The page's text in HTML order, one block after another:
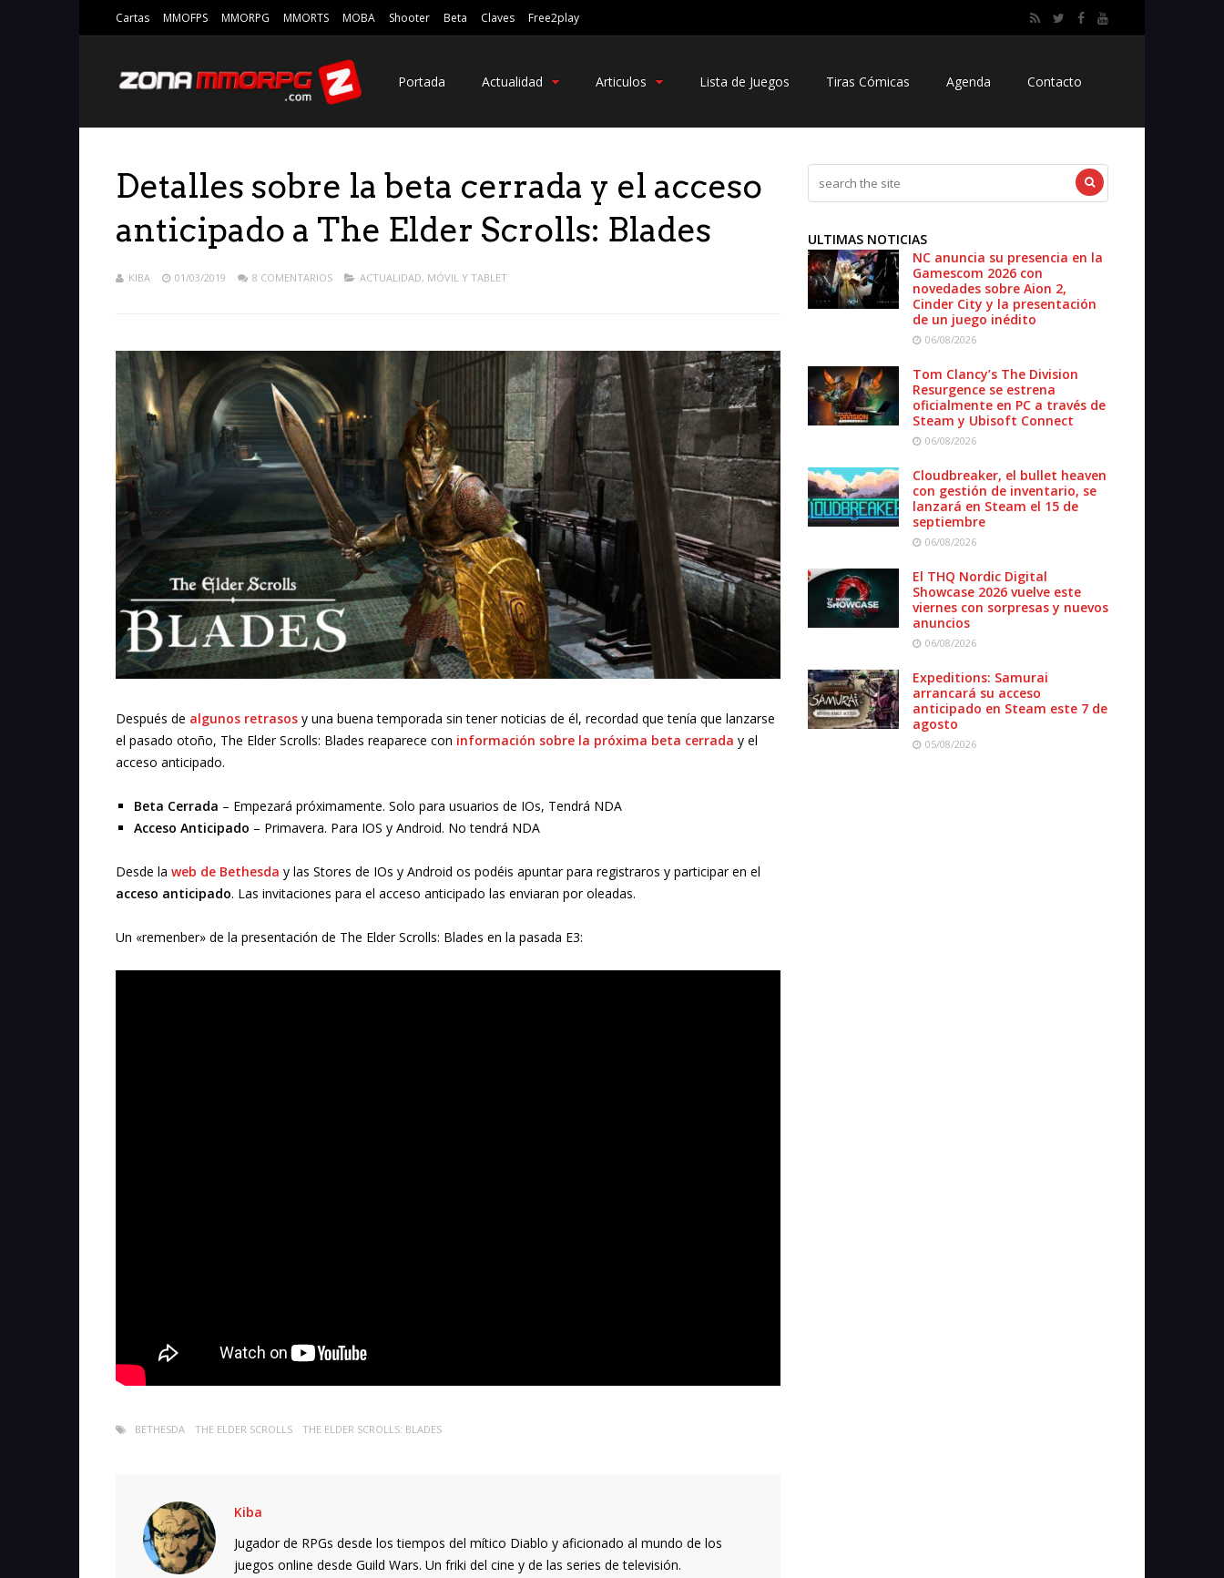
Cartas MMOFPS MMORPG MMORTS MOBA Shooter Beta Claves Free2play
Portada Actualidad Articulos Lista de Juegos Tiras Cómicas Agenda Contacto
Detalles sobre la beta cerrada y el acceso
anticipado a The Elder Scrolls: Blades
KIBA 01/03/2019 8 COMENTARIOS ACTUALIDAD, MÓVIL Y TABLET
Después de algunos retrasos y una buena temporada sin tener noticias de él, recordad que tenía que lanzarse
el pasado otoño, The Elder Scrolls: Blades reaparece con información sobre la próxima beta cerrada y el
acceso anticipado.
Beta Cerrada – Empezará próximamente. Solo para usuarios de IOs, Tendrá NDA
Acceso Anticipado – Primavera. Para IOS y Android. No tendrá NDA
Desde la web de Bethesda y las Stores de IOs y Android os podéis apuntar para registraros y participar en el
acceso anticipado. Las invitaciones para el acceso anticipado las enviaran por oleadas.
Un «remenber» de la presentación de The Elder Scrolls: Blades en la pasada E3:
BETHESDA THE ELDER SCROLLS THE ELDER SCROLLS: BLADES
Kiba
Jugador de RPGs desde los tiempos del mítico Diablo y aficionado al mundo de los
juegos online desde Guild Wars. Un friki del cine y de las series de televisión.
ULTIMAS NOTICIAS
NC anuncia su presencia en la
Gamescom 2026 con
novedades sobre Aion 2,
Cinder City y la presentación
de un juego inédito
06/08/2026
Tom Clancy’s The Division
Resurgence se estrena
oficialmente en PC a través de
Steam y Ubisoft Connect
06/08/2026
Cloudbreaker, el bullet heaven
con gestión de inventario, se
lanzará en Steam el 15 de
septiembre
06/08/2026
El THQ Nordic Digital
Showcase 2026 vuelve este
viernes con sorpresas y nuevos
anuncios
06/08/2026
Expeditions: Samurai
arrancará su acceso
anticipado en Steam este 7 de
agosto
05/08/2026